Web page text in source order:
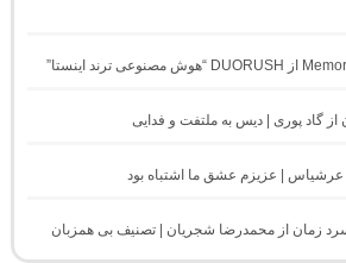
از گاد پوری | دیس به ملتفت و فدایی
عرشیاس | عزیزم عشق ما اشتباه بود
زمان از محمدرضا شجریان | تصنیف بی همزبان